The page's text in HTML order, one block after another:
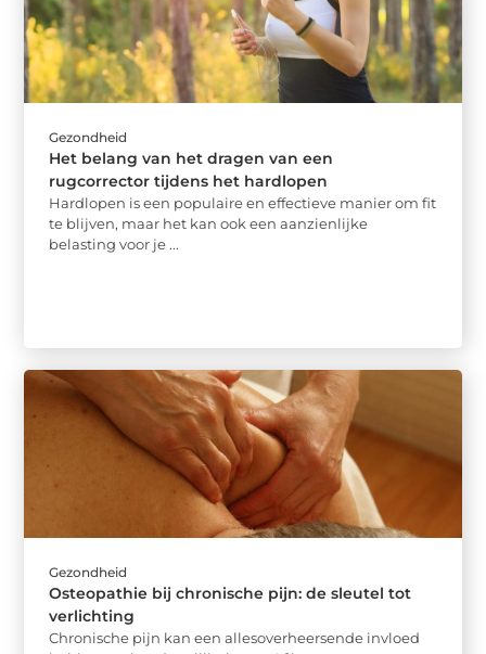
Gezondheid
Het belang van het dragen van een
rugcorrector tijdens het hardlopen
Hardlopen is een populaire en effectieve manier om fit
te blijven, maar het kan ook een aanzienlijke
belasting voor je ...
Gezondheid
Osteopathie bij chronische pijn: de sleutel tot
verlichting
Chronische pijn kan een allesoverheersende invloed